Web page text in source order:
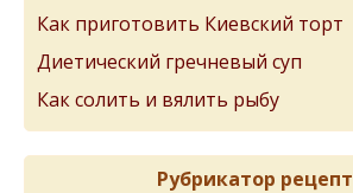
Как приготовить Киевский торт
Диетический гречневый суп
Как солить и вялить рыбу
Рубрикатор